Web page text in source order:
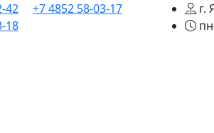
42
+7 4852 58-03-17
18
г.